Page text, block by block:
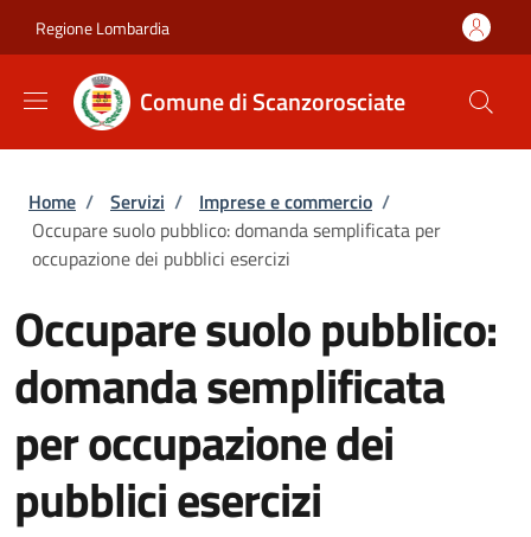
Regione Lombardia
Comune di Scanzorosciate
Briciole di pane
Home / Servizi / Imprese e commercio /
Occupare suolo pubblico: domanda semplificata per
occupazione dei pubblici esercizi
Occupare suolo pubblico:
domanda semplificata
per occupazione dei
pubblici esercizi